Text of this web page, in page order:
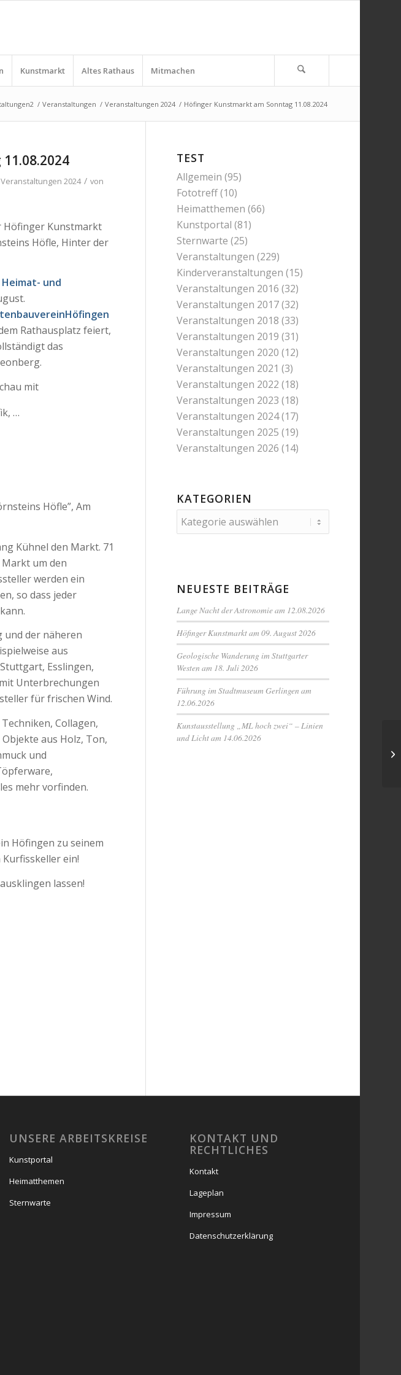
Kunstmarkt Altes Rathaus Mitmachen
/ Veranstaltungen / Veranstaltungen 2024 / Höfinger Kunstmarkt am Sonntag 11.08.2024
Veranstaltungen 2024 / von
Höfinger Kunstmarkt
Höfle, Hinter der
und
Rathausplatz feiert,
das
mit
…
Höfle”, Am
Kühnel den Markt. 71
um den
werden ein
so dass jeder
und der näheren
aus
Esslingen,
Unterbrechungen
für frischen Wind.
Collagen,
aus Holz, Ton,
und
mehr vorfinden.
Höfingen zu seinem
ein!
lassen!
TEST
Allgemein (95)
Fototreff(10)
Heimatthemen (66)
Kunstportal (81)
Sternwarte (25)
Veranstaltungen (229)
Kinderveranstaltungen (15)
Veranstaltungen 2016 (32)
Veranstaltungen 2017(32)
Veranstaltungen 2018 (33)
Veranstaltungen 2019 (31)
Veranstaltungen 2020 (12)
Veranstaltungen 2021 (3)
Veranstaltungen 2022 (18)
Veranstaltungen 2023 (18)
Veranstaltungen 2024(17)
Veranstaltungen 2025 (19)
Veranstaltungen 2026 (14)
KATEGORIEN
Kategorien
NEUESTE BEITRÄGE
Lange Nacht der Astronomie am 12.08.2026
Höfinger Kunstmarkt am 09. August 2026
Geologische Wanderung im Stuttgarter
Westen am 18. Juli 2026
Führung im Stadtmuseum Gerlingen am
12.06.2026
Kunstausstellung „ML hoch zwei“ – Linien
und Licht am 14.06.2026
UNSERE ARBEITSKREISE
Kunstportal
Heimatthemen
Sternwarte
KONTAKT UND
RECHTLICHES
Kontakt
Lageplan
Impressum
Datenschutzerklärung